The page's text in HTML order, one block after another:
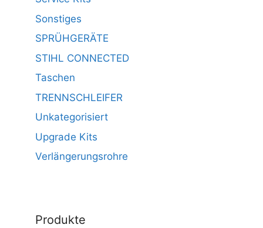
Sonstiges
SPRÜHGERÄTE
STIHL CONNECTED
Taschen
TRENNSCHLEIFER
Unkategorisiert
Upgrade Kits
Verlängerungsrohre
Produkte